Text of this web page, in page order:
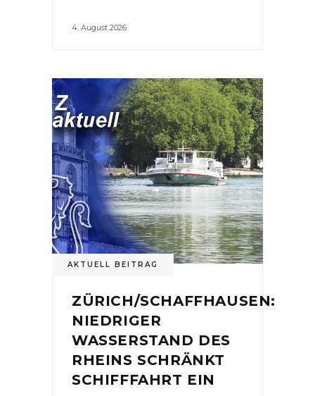
4. August 2026
AKTUELL BEITRAG
ZÜRICH/SCHAFFHAUSEN:
NIEDRIGER
WASSERSTAND DES
RHEINS SCHRÄNKT
SCHIFFFAHRT EIN